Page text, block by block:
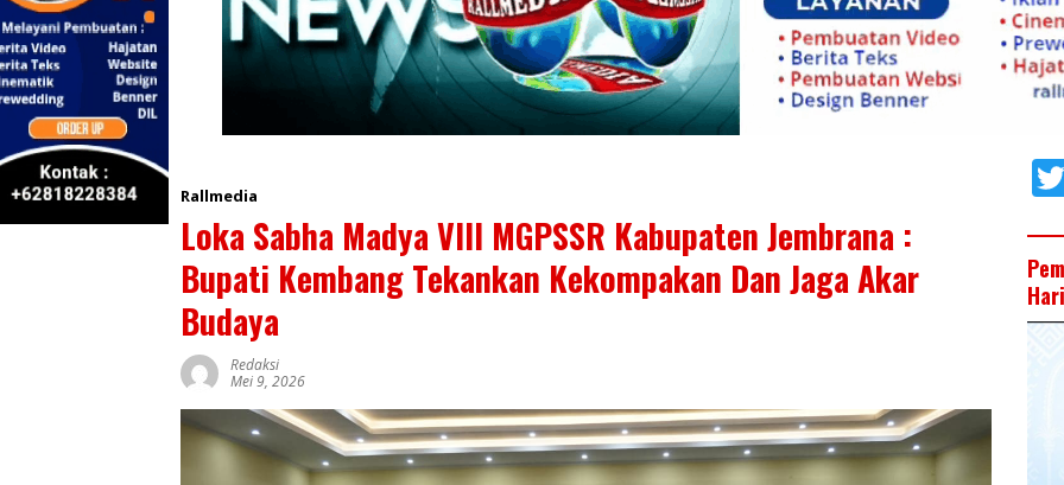
Rallmedia
Loka Sabha Madya VIII MGPSSR Kabupaten Jembrana :
Bupati Kembang Tekankan Kekompakan Dan Jaga Akar
Budaya
Redaksi
Mei 9, 2026